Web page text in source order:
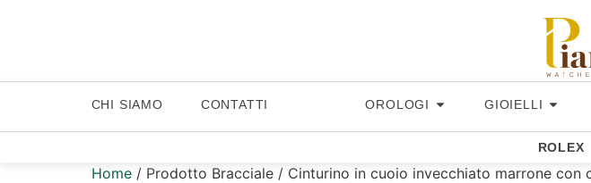
CHI SIAMO CONTATTI OROLOGI GIOIELLI
ROLEX
Home / Prodotto Bracciale / Cinturino in cuoio invecchiato marrone con